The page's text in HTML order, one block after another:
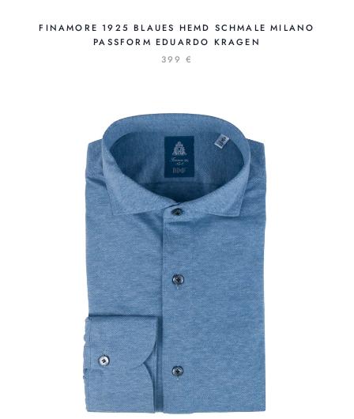
FINAMORE 1925 BLAUES HEMD SCHMALE MILANO
PASSFORM EDUARDO KRAGEN
399 €